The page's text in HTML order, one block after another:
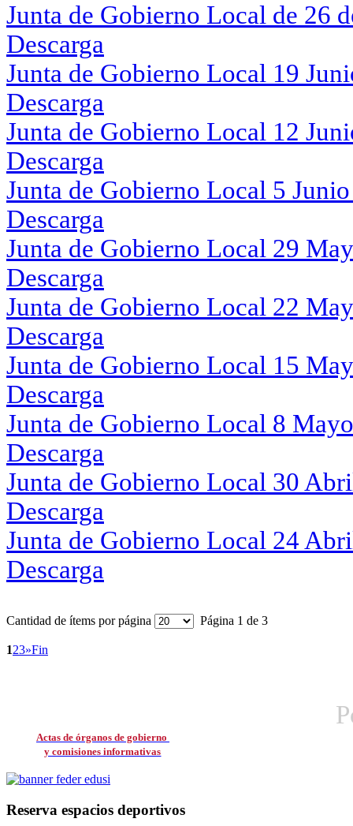
Junta de Gobierno Local de 26
Descarga
Junta de Gobierno Local 19
Descarga
Junta de Gobierno Local 12
Descarga
Junta de Gobierno Local 5
Descarga
Junta de Gobierno Local 29
Descarga
Junta de Gobierno Local 22
Descarga
Junta de Gobierno Local 15
Descarga
Junta de Gobierno Local 8
Descarga
Junta de Gobierno Local 30
Descarga
Junta de Gobierno Local 24
Descarga
Cantidad de ítems por página Página 1 de 3
123»Fin
Actas de órganos de gobierno
y comisiones informativas
Reserva espacios deportivos